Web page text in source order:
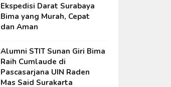
Ekspedisi Darat Surabaya
Bima yang Murah, Cepat
dan Aman
Alumni STIT Sunan Giri Bima
Raih Cumlaude di
Pascasarjana UIN Raden
Mas Said Surakarta